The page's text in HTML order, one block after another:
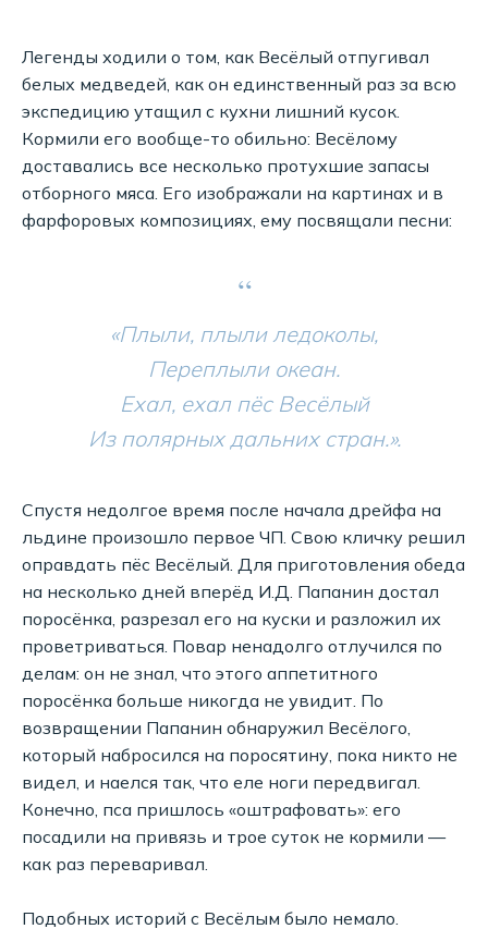
Легенды ходили о том, как Весёлый отпугивал
белых медведей, как он единственный раз за всю
экспедицию утащил с кухни лишний кусок.
Кормили его вообще-то обильно: Весёлому
доставались все несколько протухшие запасы
отборного мяса. Его изображали на картинах и в
фарфоровых композициях, ему посвящали песни:
“
«Плыли, плыли ледоколы,
Переплыли океан.
Ехал, ехал пёс Весёлый
Из полярных дальних стран.».
Спустя недолгое время после начала дрейфа на
льдине произошло первое ЧП. Свою кличку решил
оправдать пёс Весёлый. Для приготовления обеда
на несколько дней вперёд И.Д. Папанин достал
поросёнка, разрезал его на куски и разложил их
проветриваться. Повар ненадолго отлучился по
делам: он не знал, что этого аппетитного
поросёнка больше никогда не увидит. По
возвращении Папанин обнаружил Весёлого,
который набросился на поросятину, пока никто не
видел, и наелся так, что еле ноги передвигал.
Конечно, пса пришлось «оштрафовать»: его
посадили на привязь и трое суток не кормили —
как раз переваривал.
Подобных историй с Весёлым было немало.